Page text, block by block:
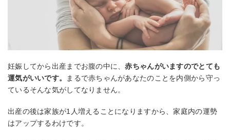
妊娠してから出産までお腹の中に、赤ちゃんがいますのでとても
運気がいいです。
まるで赤ちゃんがあなたのことを内側から守っ
ているそんな気がしてなりません。
出産の後は家族が1人増えることになりますから、家庭内の運勢
はアップするわけです。